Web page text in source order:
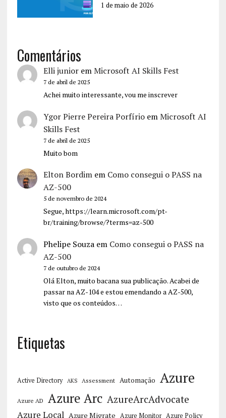
1 de maio de 2026
Comentários
Elli junioremMicrosoft AI Skills Fest
7 de abril de 2025
Achei muito interessante, vou me inscrever
Ygor Pierre Pereira PorfírioemMicrosoft AI
Skills Fest
7 de abril de 2025
Muito bom
Elton Bordimem Como consegui o PASS na
AZ-500
5 de novembro de 2024
Segue, https://learn.microsoft.com/pt-
br/training/browse/?terms=az-500
Phelipe Souzaem Como consegui o PASS na
AZ-500
7 de outubro de 2024
Olá Elton, muito bacana sua publicação. Acabei de
passar na AZ-104 e estou emendando a AZ-500,
visto que os conteúdos…
Etiquetas
Active Directory AKS Assessment Automação Azure
Azure AD Azure Arc AzureArcAdvocate
Azure Local Azure Migrate Azure Monitor Azure Policy